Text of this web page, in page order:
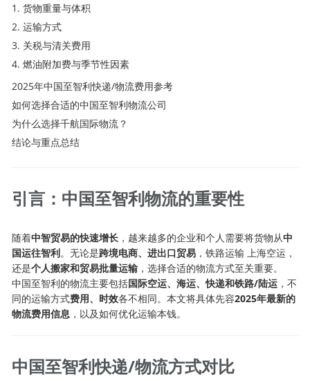
1. 货物重量与体积
2. 运输方式
3. 关税与清关费用
4. 燃油附加费与季节性因素
2025年中国至智利快递/物流费用参考
如何选择合适的中国至智利物流公司
为什么选择千航国际物流 ？
结论与重点总结
引言：中国至智利物流的重要性
随着中智贸易的快速增长 ，越来越多的企业和个人需要将货物从中
国运往智利。无论是跨境电商、进出口贸易 ，铁路运输 上海空运 ，
还是个人搬家和贸易批量运输 ，选择合适的物流方式至关重要。
中国至智利的物流主要包括国际空运、海运、快递和铁路/陆运 ，不
同的运输方式费用、时效各不相同。本文将具体先容2025年最新的
物流费用信息 ，以及如何优化运输本钱。
中国至智利快递/物流方式对比